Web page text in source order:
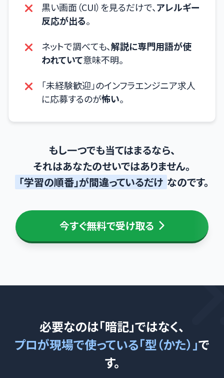
黒い画面（CUI）を見るだけで、アレルギー
反応が出る。
ネットで調べても、解説に専門用語が使
われていて意味不明。
「未経験歓迎」のインフラエンジニア求人
に応募するのが怖い。
もし一つでも当てはまるなら、
それはあなたのせいではありません。
「学習の順番」が間違っているだけ なのです。
今すぐ無料で受け取る
必要なのは「暗記」ではなく、
プロが現場で使っている「型（かた）」で
す。